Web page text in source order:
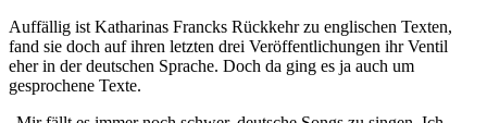
Auffällig ist Katharinas Francks Rückkehr zu englischen Texten,
fand sie doch auf ihren letzten drei Veröffentlichungen ihr Ventil
eher in der deutschen Sprache. Doch da ging es ja auch um
gesprochene Texte.